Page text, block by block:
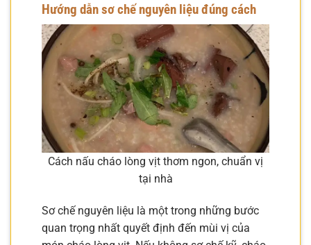
Hướng dẫn sơ chế nguyên liệu đúng cách
Cách nấu cháo lòng vịt thơm ngon, chuẩn vị
tại nhà
Sơ chế nguyên liệu là một trong những bước
quan trọng nhất quyết định đến mùi vị của